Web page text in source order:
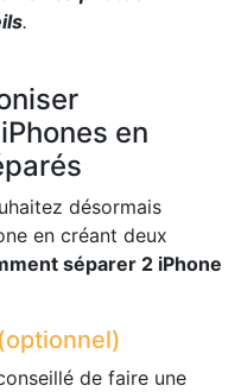
.
en
désormais
en créant deux
séparer 2 iPhone
de faire une